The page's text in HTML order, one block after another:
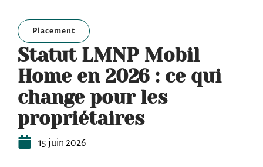
Placement
Statut LMNP Mobil
Home en 2026 : ce qui
change pour les
propriétaires
15 juin 2026